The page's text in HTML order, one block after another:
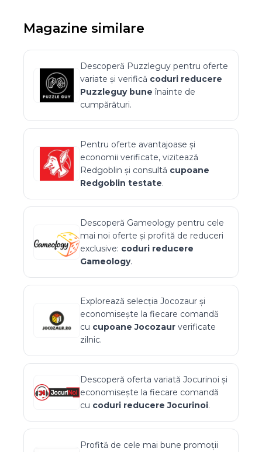
Magazine similare
Descoperă Puzzleguy pentru oferte
variate și verifică coduri reducere
Puzzleguybune înainte de
cumpărături.
Pentru oferte avantajoase și
economii verificate, vizitează
Redgoblin și consultă cupoane
Redgoblin testate.
Descoperă Gameology pentru cele
mai noi oferte și profită de reduceri
exclusive: coduri reducere
Gameology.
Explorează selecția Jocozaur și
economisește la fiecare comandă
cu cupoaneJocozaur verificate
zilnic.
Descoperă oferta variată Jocurinoi și
economisește la fiecare comandă
cu coduri reducereJocurinoi.
Profită de cele mai bune promoții